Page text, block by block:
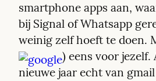
smartphone apps aan,
bij Signal of Whatsapp
weinig zelf hoeft te doen.
) eens voor jezelf.
nieuwe jaar echt van